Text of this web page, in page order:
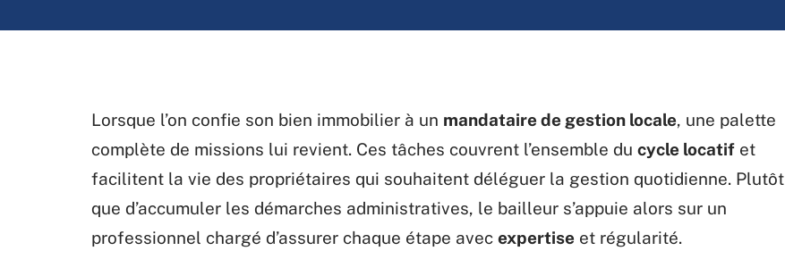
Lorsque l’on confie son bien immobilier à un mandataire de gestion locale, une palette
complète de missions lui revient. Ces tâches couvrent l’ensemble du cycle locatif et
facilitent la vie des propriétaires qui souhaitent déléguer la gestion quotidienne. Plutôt
que d’accumuler les démarches administratives, le bailleur s’appuie alors sur un
professionnel chargé d’assurer chaque étape avec expertise et régularité.